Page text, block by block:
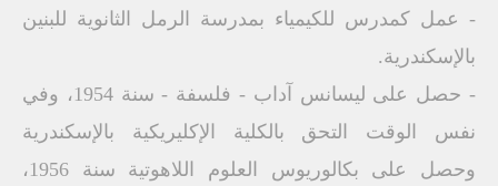
- عمل كمدرس للكيمياء بمدرسة الرمل الثانوية للبنين
بالإسكندرية.
- حصل على ليسانس آداب - فلسفة - سنة 1954، وفي
نفس الوقت التحق بالكلية الإكليريكية بالإسكندرية
وحصل على بكالوريوس العلوم اللاهوتية سنة 1956،